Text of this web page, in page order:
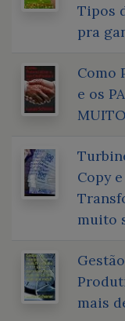
Tipos
pra
Como
e os
Copy
muito
mais